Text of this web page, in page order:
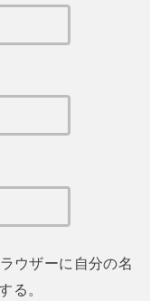
ウザーに自分の名
る。